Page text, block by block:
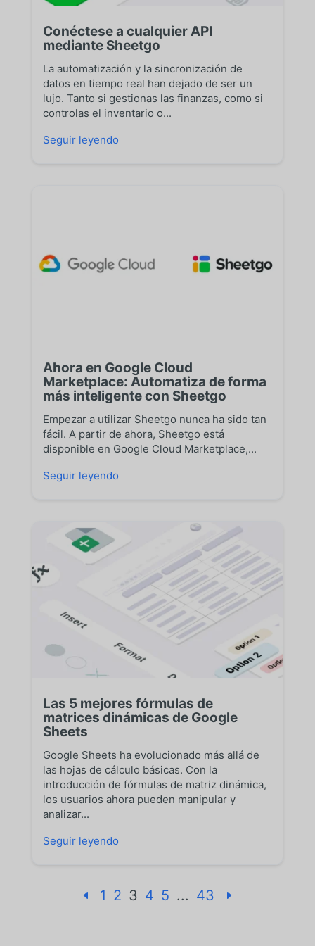
Conéctese a cualquier API
mediante Sheetgo
La automatización y la sincronización de
datos en tiempo real han dejado de ser un
lujo. Tanto si gestionas las finanzas, como si
controlas el inventario o...
Seguir leyendo
Ahora en Google Cloud
Marketplace: Automatiza de forma
más inteligente con Sheetgo
Empezar a utilizar Sheetgo nunca ha sido tan
fácil. A partir de ahora, Sheetgo está
disponible en Google Cloud Marketplace,...
Seguir leyendo
Las 5 mejores fórmulas de
matrices dinámicas de Google
Sheets
Google Sheets ha evolucionado más allá de
las hojas de cálculo básicas. Con la
introducción de fórmulas de matriz dinámica,
los usuarios ahora pueden manipular y
analizar...
Seguir leyendo
1 2 3 4 5 ... 43